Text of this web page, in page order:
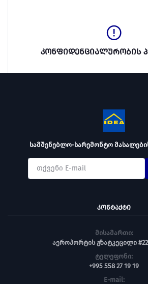
კონფიდენციალურობის
სამშენებლო-სარემონტო
ᲙᲝᲜᲢᲐᲥᲢᲘ
მისამართი:
აეროპორტის გზატკეცილი
ტელეფონი:
+995 558 27 19 19
E-mail: